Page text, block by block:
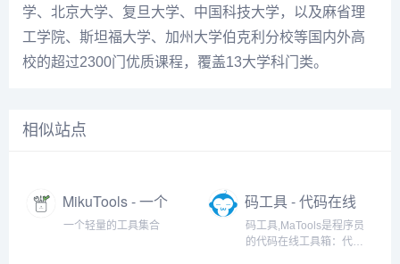
学、北京大学、复旦大学、中国科技大学，以及麻省理
工学院、斯坦福大学、加州大学伯克利分校等国内外高
校的超过2300门优质课程，覆盖13大学科门类。
相似站点
MikuTools - 一个
轻量的工具集合
一个轻量的工具集合
码工具 - 代码在线
工具箱
码工具,MaTools是程序员
的代码在线工具箱：代码